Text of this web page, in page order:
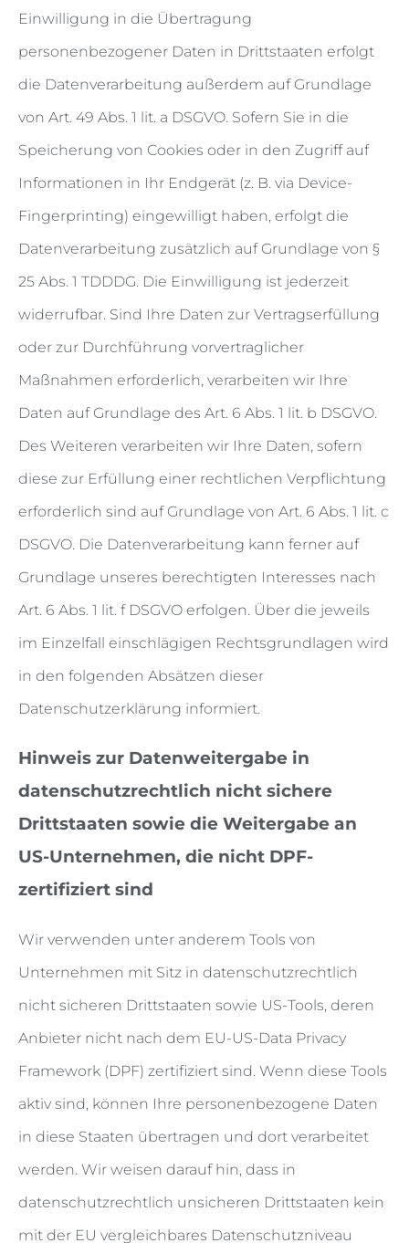
Einwilligung in die Übertragung
personenbezogener Daten in Drittstaaten erfolgt
die Datenverarbeitung außerdem auf Grundlage
von Art. 49 Abs. 1 lit. a DSGVO. Sofern Sie in die
Speicherung von Cookies oder in den Zugriff auf
Informationen in Ihr Endgerät (z. B. via Device-
Fingerprinting) eingewilligt haben, erfolgt die
Datenverarbeitung zusätzlich auf Grundlage von §
25 Abs. 1 TDDDG. Die Einwilligung ist jederzeit
widerrufbar. Sind Ihre Daten zur Vertragserfüllung
oder zur Durchführung vorvertraglicher
Maßnahmen erforderlich, verarbeiten wir Ihre
Daten auf Grundlage des Art. 6 Abs. 1 lit. b DSGVO.
Des Weiteren verarbeiten wir Ihre Daten, sofern
diese zur Erfüllung einer rechtlichen Verpflichtung
erforderlich sind auf Grundlage von Art. 6 Abs. 1 lit. c
DSGVO. Die Datenverarbeitung kann ferner auf
Grundlage unseres berechtigten Interesses nach
Art. 6 Abs. 1 lit. f DSGVO erfolgen. Über die jeweils
im Einzelfall einschlägigen Rechtsgrundlagen wird
in den folgenden Absätzen dieser
Datenschutzerklärung informiert.
Hinweis zur Datenweitergabe in
datenschutzrechtlich nicht sichere
Drittstaaten sowie die Weitergabe an
US-Unternehmen, die nicht DPF-
zertifiziert sind
Wir verwenden unter anderem Tools von
Unternehmen mit Sitz in datenschutzrechtlich
nicht sicheren Drittstaaten sowie US-Tools, deren
Anbieter nicht nach dem EU-US-Data Privacy
Framework (DPF) zertifiziert sind. Wenn diese Tools
aktiv sind, können Ihre personenbezogene Daten
in diese Staaten übertragen und dort verarbeitet
werden. Wir weisen darauf hin, dass in
datenschutzrechtlich unsicheren Drittstaaten kein
mit der EU vergleichbares Datenschutzniveau